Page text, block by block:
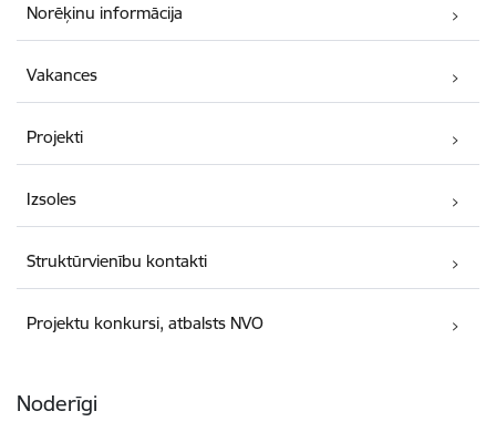
Norēķinu informācija
Vakances
Projekti
Izsoles
Struktūrvienību kontakti
Projektu konkursi, atbalsts NVO
Noderīgi